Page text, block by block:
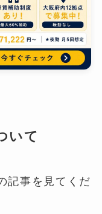
いて
記事を見てくだ